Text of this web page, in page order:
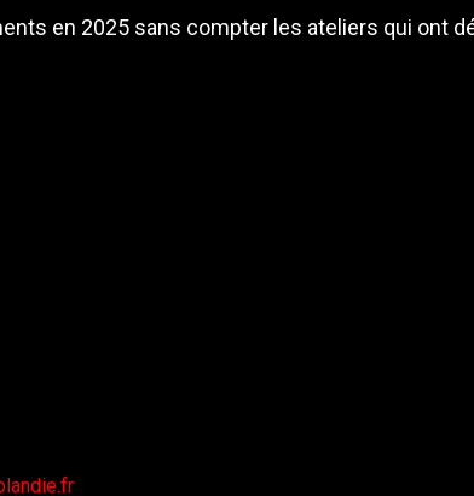
en 2025 sans compter les ateliers qui ont